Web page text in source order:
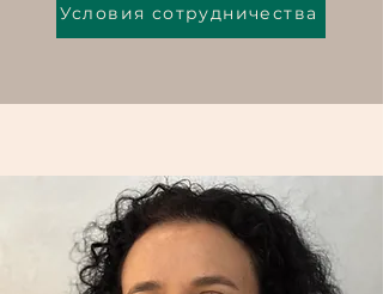
Условия сотрудничества